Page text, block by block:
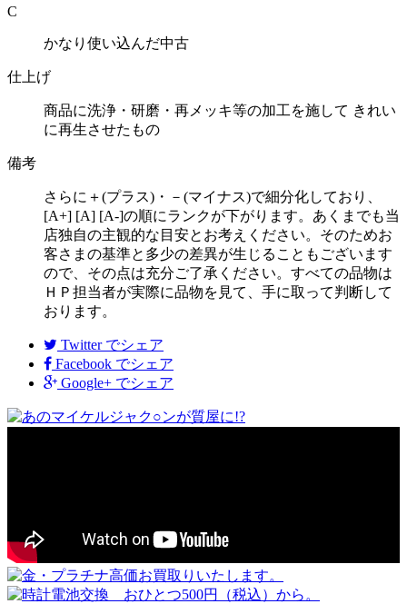
C
かなり使い込んだ中古
仕上げ
商品に洗浄・研磨・再メッキ等の加工を施して きれい
に再生させたもの
備考
さらに＋(プラス)・－(マイナス)で細分化しており、
[A+] [A] [A-]の順にランクが下がります。あくまでも当
店独自の主観的な目安とお考えください。そのためお
客さまの基準と多少の差異が生じることもございます
ので、その点は充分ご了承ください。すべての品物は
ＨＰ担当者が実際に品物を見て、手に取って判断して
おります。
Twitter でシェア
Facebook でシェア
Google+ でシェア